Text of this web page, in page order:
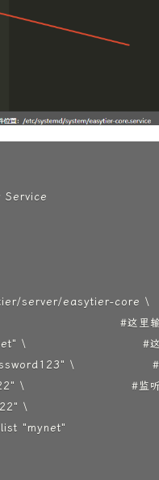
Service
server/easytier-core \
#这里输入
\                        #这里
\                #
\                      #监听
\
"mynet"